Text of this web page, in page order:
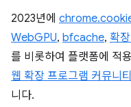
2023년에
WebGPU, bfcache, 확
를 비롯하여 플랫폼에 적
웹 확장 프로그램 커뮤니
니다.